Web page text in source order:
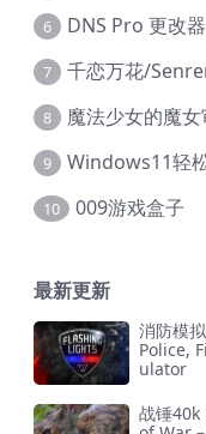
6 DNS Pro 更改
7 千恋万花/
8 魔法少女的魔
9 Windows11轻
10 009游戏盒子
最新更新
消防模
Police,
ulator
战锤